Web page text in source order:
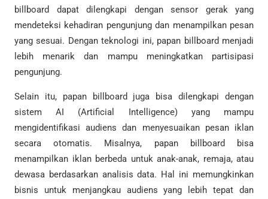
billboard dapat dilengkapi dengan sensor gerak yang
mendeteksi kehadiran pengunjung dan menampilkan pesan
yang sesuai. Dengan teknologi ini, papan billboard menjadi
lebih menarik dan mampu meningkatkan partisipasi
pengunjung.
Selain itu, papan billboard juga bisa dilengkapi dengan
sistem AI (Artificial Intelligence) yang mampu
mengidentifikasi audiens dan menyesuaikan pesan iklan
secara otomatis. Misalnya, papan billboard bisa
menampilkan iklan berbeda untuk anak-anak, remaja, atau
dewasa berdasarkan analisis data. Hal ini memungkinkan
bisnis untuk menjangkau audiens yang lebih tepat dan